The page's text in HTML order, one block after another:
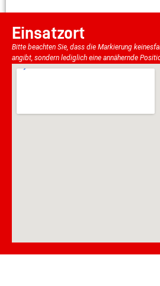
Einsatzort
Bitte beachten Sie, dass die Markierung
angibt, sondern lediglich eine annähernde